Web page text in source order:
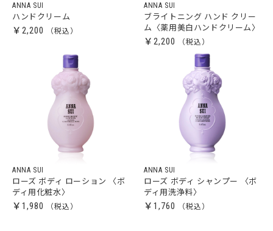
ANNA SUI
ハンドクリーム
￥2,200
ANNA SUI
ブライトニング ハンド クリー
ム〈薬用美白ハンドクリーム〉
￥2,200
ANNA SUI
ローズ ボディ ローション 〈ボ
ディ用化粧水〉
￥1,980
ANNA SUI
ローズ ボディ シャンプー 〈ボ
ディ用洗浄料〉
￥1,760